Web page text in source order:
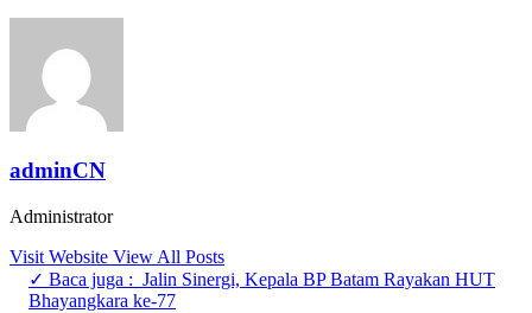
adminCN
Administrator
Visit Website View All Posts
✓ Baca juga : Jalin Sinergi, Kepala BP Batam Rayakan HUT
Bhayangkara ke-77